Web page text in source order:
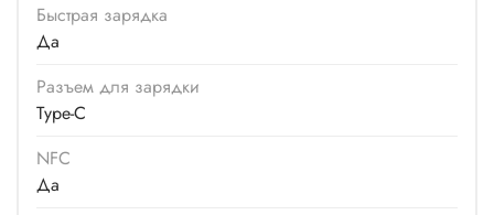
Быстрая зарядка
Да
Разъем для зарядки
Type-C
NFC
Да